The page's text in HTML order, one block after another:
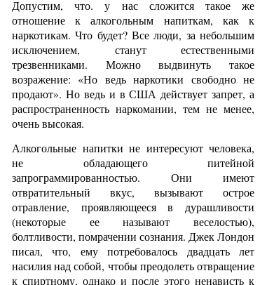
Допустим, что. у нас сложится такое же
отношение к алкогольным напиткам, как к
наркотикам. Что будет? Все люди, за небольшим
исключением, станут естественными
трезвенниками. Можно выдвинуть такое
возражение: «Но ведь наркотики свободно не
продают». Но ведь и в США действует запрет, а
распространенность наркомании, тем не менее,
очень высокая.
Алкогольные напитки не интересуют человека,
не обладающего питейной
запрограммированностью. Они имеют
отвратительный вкус, вызывают острое
отравление, проявляющееся в дурашливости
(некоторые ее называют веселостью),
болтливости, помрачении сознания. Джек Лондон
писал, что, ему потребовалось двадцать лет
насилия над собой, чтобы преодолеть отвращение
к спиртному, однако и после этого ненависть к